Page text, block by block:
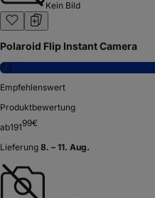
Kein Bild
Polaroid Flip Instant Camera
7,4
Empfehlenswert
Produktbewertung
ab19199€
Lieferung 8. – 11. Aug.